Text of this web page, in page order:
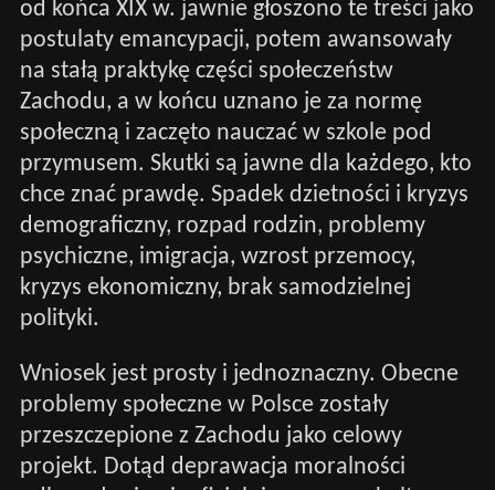
od końca XIX w. jawnie głoszono te treści jako
postulaty emancypacji, potem awansowały
na stałą praktykę części społeczeństw
Zachodu, a w końcu uznano je za normę
społeczną i zaczęto nauczać w szkole pod
przymusem. Skutki są jawne dla każdego, kto
chce znać prawdę. Spadek dzietności i kryzys
demograficzny, rozpad rodzin, problemy
psychiczne, imigracja, wzrost przemocy,
kryzys ekonomiczny, brak samodzielnej
polityki.
Wniosek jest prosty i jednoznaczny. Obecne
problemy społeczne w Polsce zostały
przeszczepione z Zachodu jako celowy
projekt. Dotąd deprawacja moralności